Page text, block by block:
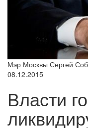
Мэр Москвы Сергей
08.12.2015
Власти